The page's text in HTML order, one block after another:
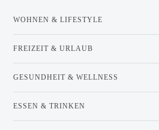
WOHNEN & LIFESTYLE
FREIZEIT & URLAUB
GESUNDHEIT & WELLNESS
ESSEN & TRINKEN